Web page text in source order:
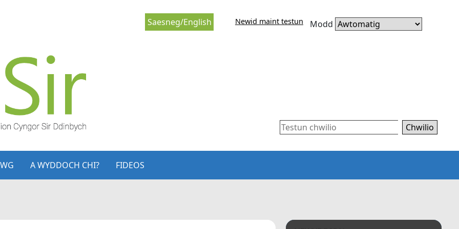
Saesneg/English
Newid maint testun Modd
Chwilio
A WYDDOCH CHI? FIDEOS